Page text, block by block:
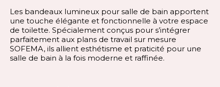
Les bandeaux lumineux pour salle de bain apportent
une touche élégante et fonctionnelle à votre espace
de toilette. Spécialement conçus pour s’intégrer
parfaitement aux plans de travail sur mesure
SOFEMA, ils allient esthétisme et praticité pour une
salle de bain à la fois moderne et raffinée.